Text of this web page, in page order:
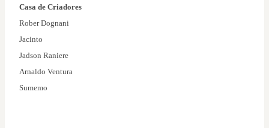
Casa de Criadores
Rober Dognani
Jacinto
Jadson Raniere
Arnaldo Ventura
Sumemo